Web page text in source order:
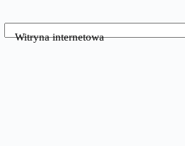
Witryna internetowa